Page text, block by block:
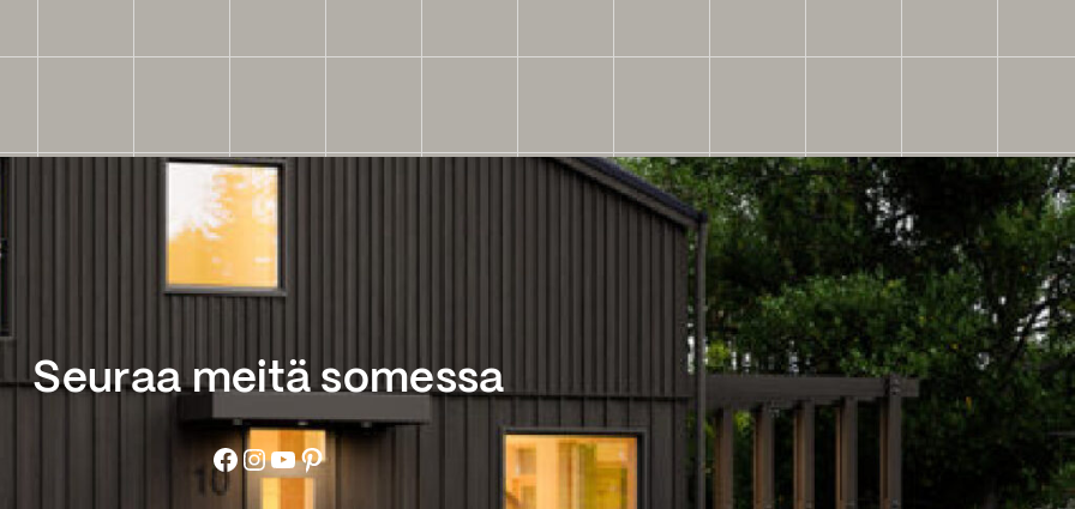
Seuraa meitä somessa
Facebook
Instagram
YouTube
Pinterest